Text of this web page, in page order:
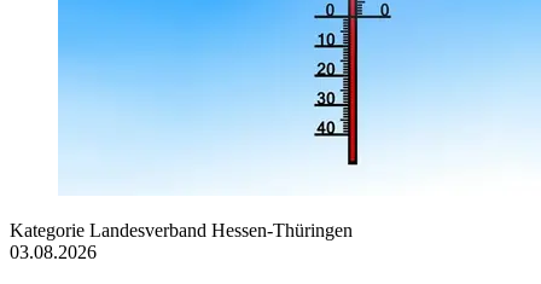
Kategorie Landesverband Hessen-Thüringen
03.08.2026